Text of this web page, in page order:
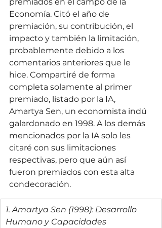
Economía. Citó el año de
premiación, su contribución, el
impacto y también la limitación,
probablemente debido a los
comentarios anteriores que le
hice. Compartiré de forma
completa solamente al primer
premiado, listado por la IA,
Amartya Sen, un economista indú
galardonado en 1998. A los demás
mencionados por la IA solo les
citaré con sus limitaciones
respectivas, pero que aún así
fueron premiados con esta alta
condecoración.
1. Amartya Sen (1998): Desarrollo
Humano y Capacidades